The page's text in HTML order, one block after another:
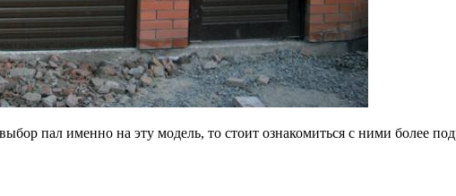
пал именно на эту модель, то стоит ознакомиться с ними более